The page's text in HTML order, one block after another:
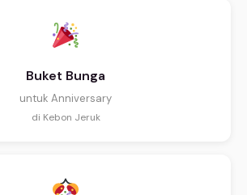
Buket Bunga
untuk Anniversary
di Kebon Jeruk